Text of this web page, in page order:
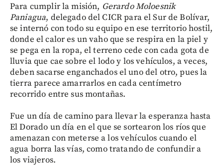
Para cumplir la misión, Gerardo Moloesnik
Paniagua, delegado del CICR para el Sur de Bolívar,
se internó con todo su equipo en ese territorio hostil,
donde el calor es un vaho que se respira en la piel y
se pega en la ropa, el terreno cede con cada gota de
lluvia que cae sobre el lodo y los vehículos, a veces,
deben sacarse enganchados el uno del otro, pues la
tierra parece amarrarlos en cada centímetro
recorrido entre sus montañas.
Fue un día de camino para llevar la esperanza hasta
El Dorado un día en el que se sortearon los ríos que
amenazan con meterse a los vehículos cuando el
agua borra las vías, como tratando de confundir a
los viajeros.